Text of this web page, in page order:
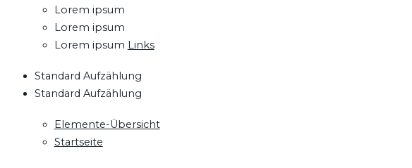
Lorem ipsum
Lorem ipsum
Lorem ipsum Links
Standard Aufzählung
Standard Aufzählung
Elemente-Übersicht
Startseite